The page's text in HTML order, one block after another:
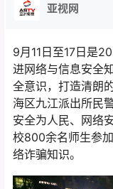
亚视网
9月11日至17日是
进网络与信息安全
全意识，打造清朗
海区九江派出所民
安全为人民、网络
校800余名师生参
络诈骗知识。